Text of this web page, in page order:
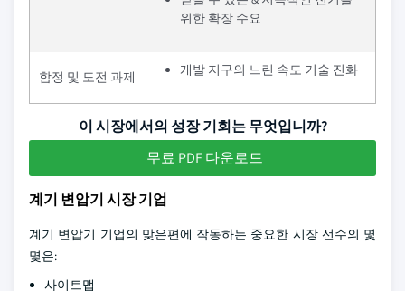
위한 확장 수요
함정 및 도전 과제 개발 지구의 느린 속도 기술 진화
이 시장에서의 성장 기회는 무엇입니까?
무료 PDF 다운로드
계기 변압기 시장 기업
계기 변압기 기업의 맞은편에 작동하는 중요한 시장 선수의 몇
몇은:
사이트맵